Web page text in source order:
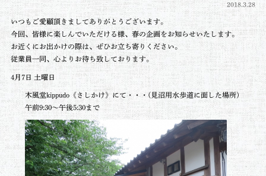
2018.3.28
いつもご愛顧頂きましてありがとうございます。
今回、皆様に楽しんでいただける様、春の企画をお知らせいたします。
お近くにお出かけの際は、ぜひお立ち寄りください。
従業員一同、心よりお待ち致しております。
4月7日 土曜日
木風堂kippudo《さしかけ》にて・・・(見沼用水歩道に面した場所)
午前9:30〜午後5:30まで